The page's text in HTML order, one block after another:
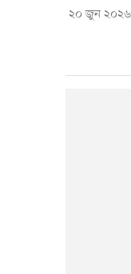
২০ জুন ২০২৬